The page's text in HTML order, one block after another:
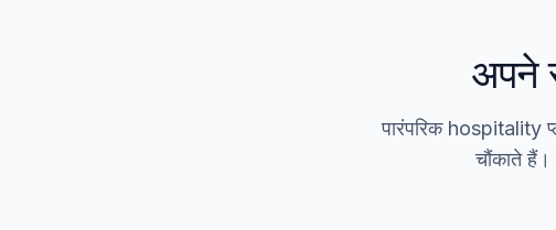
अपने
पारंपरिक hospitality
चौंकाते